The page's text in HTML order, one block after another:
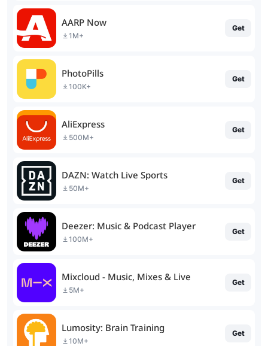
AARP Now
1M+
Get
PhotoPills
100K+
Get
AliExpress
500M+
Get
DAZN: Watch Live Sports
50M+
Get
Deezer: Music & Podcast Player
100M+
Get
Mixcloud - Music, Mixes & Live
5M+
Get
Lumosity: Brain Training
10M+
Get